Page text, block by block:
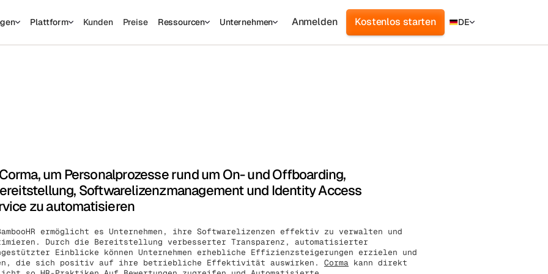
to collect information about how you interact with our website and
Plattform Kunden Preise Ressourcen Unternehmen Anmelden Kostenlos starten DE
um Personalprozesse rund um On- und Offboarding,
Softwarelizenzmanagement und Identity Access
zu automatisieren
ermöglicht es Unternehmen, ihre Softwarelizenzen effektiv zu verwalten und
Durch die Bereitstellung verbesserter Transparenz, automatisierter
Einblicke können Unternehmen erhebliche Effizienzsteigerungen erzielen und
die sich positiv auf ihre betriebliche Effektivität auswirken. Corma kann direkt